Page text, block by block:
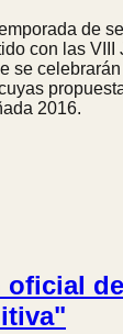
de
con las
se
2016.
oficial